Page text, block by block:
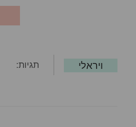
ויראלי תגיות: